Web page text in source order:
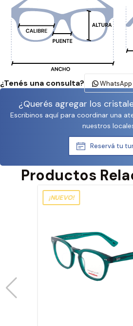
¿Tenés una consulta? WhatsApp
¿Querés agregar los
Escribinos aquí para coordinar una
nuestros
Reservá tu
Productos
¡NUEVO!